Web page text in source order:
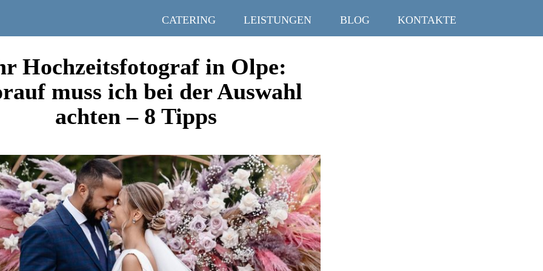
CATERING LEISTUNGEN BLOG KONTAKTE
Hochzeitsfotograf in Olpe:
muss ich bei der Auswahl
achten – 8 Tipps